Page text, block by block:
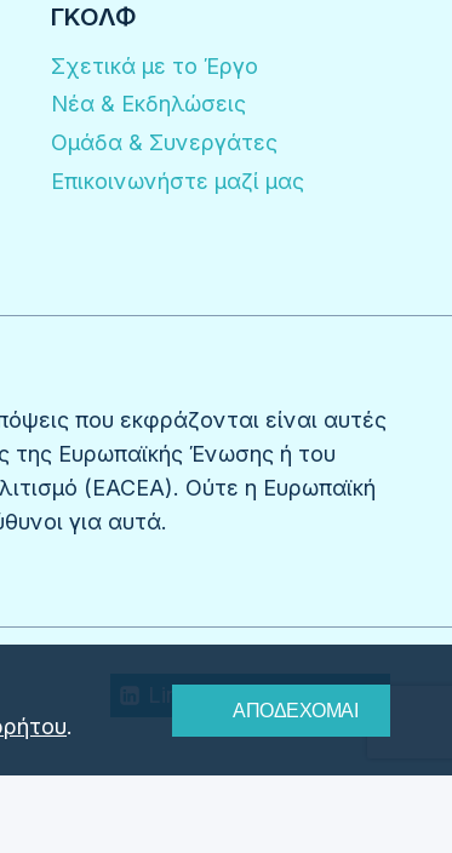
ΓΚΟΛΦ
Σχετικά με το Έργο
Νέα & Εκδηλώσεις
Ομάδα & Συνεργάτες
Επικοινωνήστε μαζί μας
που εκφράζονται είναι αυτές
της Ευρωπαϊκής Ένωσης ή του
(EACEA). Ούτε η Ευρωπαϊκή
για αυτά.
.
ΑΠΟΔΕΧΟΜΑΙ